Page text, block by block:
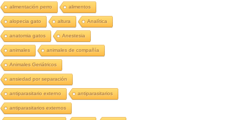
alimentación perro alimentos
alopecia gato altura Analítica
anatomia gatos Anestesia
animales animales de compañía
Animales Geriátricos
ansiedad por separación
antiparasitario externo antiparasitarios
antiparasitarios externos